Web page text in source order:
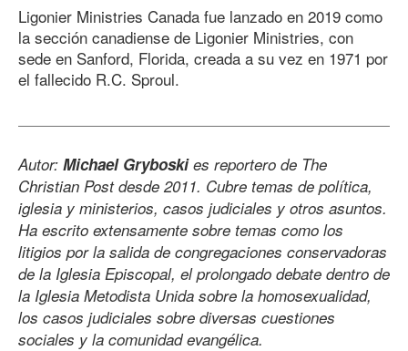
Ligonier Ministries Canada fue lanzado en 2019 como
la sección canadiense de Ligonier Ministries, con
sede en Sanford, Florida, creada a su vez en 1971 por
el fallecido R.C. Sproul.
Autor: Michael Gryboskies reportero de The
Christian Post desde 2011. Cubre temas de política,
iglesia y ministerios, casos judiciales y otros asuntos.
Ha escrito extensamente sobre temas como los
litigios por la salida de congregaciones conservadoras
de la Iglesia Episcopal, el prolongado debate dentro de
la Iglesia Metodista Unida sobre la homosexualidad,
los casos judiciales sobre diversas cuestiones
sociales y la comunidad evangélica.